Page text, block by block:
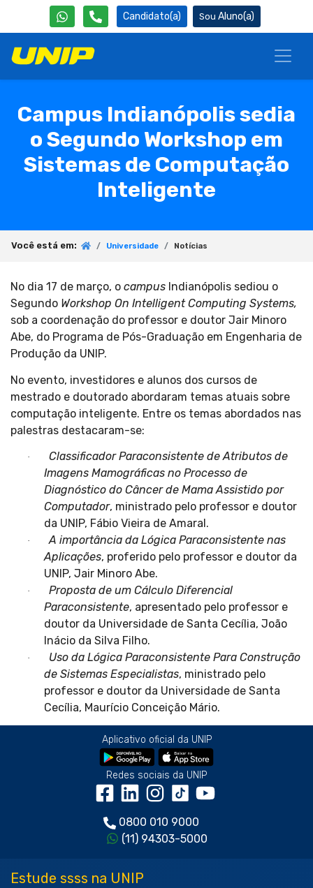
Candidato(a) Aluno(a)
Campus Indianópolis sedia
o Segundo Workshop em
Sistemas de Computação
Inteligente
Você está em: Universidade Notícias
No dia 17 de março, o campus Indianópolis sediou o
Segundo Workshop On Intelligent Computing Systems,
sob a coordenação do professor e doutor Jair Minoro
Abe, do Programa de Pós-Graduação em Engenharia de
Produção da UNIP.
No evento, investidores e alunos dos cursos de
mestrado e doutorado abordaram temas atuais sobre
computação inteligente. Entre os temas abordados nas
palestras destacaram-se:
·
Classificador Paraconsistente de Atributos de
Imagens Mamográficas no Processo de
Diagnóstico do Câncer de Mama Assistido por
Computador, ministrado pelo professor e doutor
da UNIP, Fábio Vieira de Amaral.
·
A importância da Lógica Paraconsistente nas
Aplicações, proferido pelo professor e doutor da
UNIP, Jair Minoro Abe.
·
Proposta de um Cálculo Diferencial
Paraconsistente, apresentado pelo professor e
doutor da Universidade de Santa Cecília, João
Inácio da Silva Filho.
·
Uso da Lógica Paraconsistente Para Construção
de Sistemas Especialistas, ministrado pelo
professor e doutor da Universidade de Santa
Cecília, Maurício Conceição Mário.
Aplicativo oficial da UNIP
Redes sociais da UNIP
0800 010 9000
(11) 94303-5000
Estude ssss na UNIP